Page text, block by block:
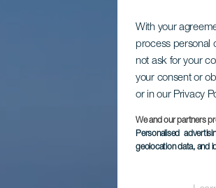
With your
process personal
not ask for your
your consent or
or in our Privacy
We and our partners
Personalised
geolocation data, and